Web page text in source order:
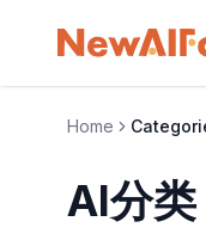
Home
AI分类